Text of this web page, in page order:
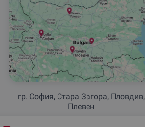
гр. София, Стара Загора, Пловдив,
Плевен